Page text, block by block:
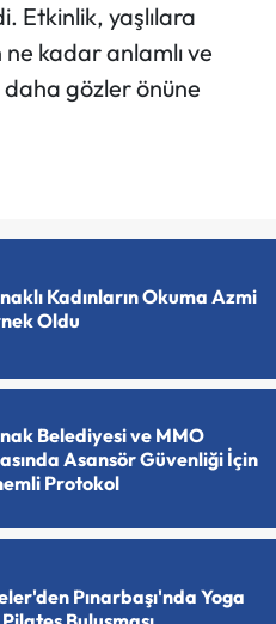
Etkinlik, yaşlılara
kadar anlamlı ve
gözler önüne
Kadınların Okuma Azmi
Oldu
Belediyesi ve MMO
Asansör Güvenliği İçin
Protokol
Pınarbaşı'nda Yoga